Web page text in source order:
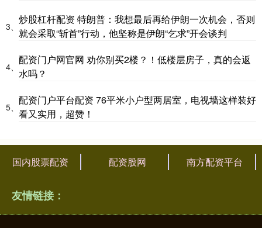
3、
炒股杠杆配资 特朗普：我想最后再给伊朗一次机会，否则
就会采取“斩首”行动，他坚称是伊朗“乞求”开会谈判
4、
配资门户网官网 劝你别买2楼？！低楼层房子，真的会返
水吗？
5、
配资门户平台配资 76平米小户型两居室，电视墙这样装好
看又实用，超赞！
国内股票配资 配资股网 南方配资平台
友情链接：